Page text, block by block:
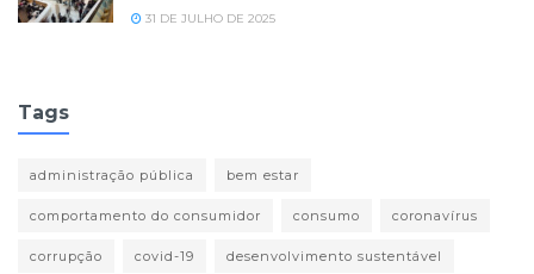
31 DE JULHO DE 2025
Tags
administração pública bem estar
comportamento do consumidor consumo coronavírus
corrupção covid-19 desenvolvimento sustentável